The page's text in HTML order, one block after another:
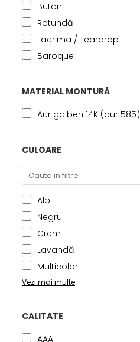
Buton
Rotundă
Lacrima / Teardrop
Baroque
MATERIAL MONTURĂ
Aur galben 14K (aur 585)
CULOARE
Alb
Negru
Crem
Lavandă
Multicolor
Vezi mai multe
CALITATE
AAA